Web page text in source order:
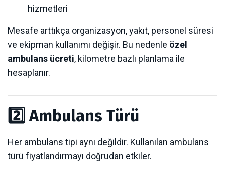
hizmetleri
Mesafe arttıkça organizasyon, yakıt, personel süresi
ve ekipman kullanımı değişir. Bu nedenle özel
ambulans ücreti, kilometre bazlı planlama ile
hesaplanır.
2️⃣ Ambulans Türü
Her ambulans tipi aynı değildir. Kullanılan ambulans
türü fiyatlandırmayı doğrudan etkiler.